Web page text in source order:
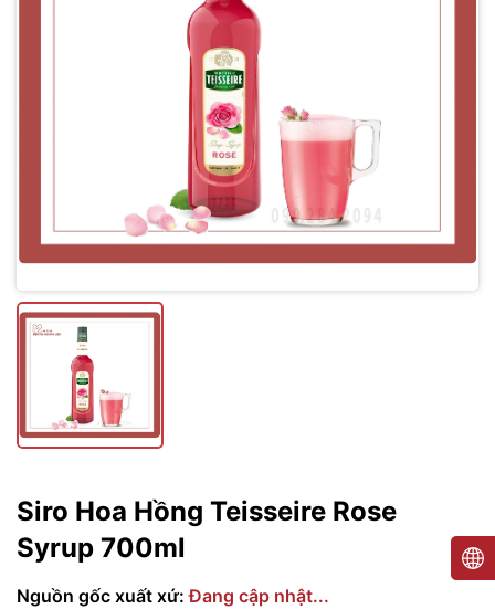
Siro Hoa Hồng Teisseire Rose
Syrup 700ml
Nguồn gốc xuất xứ: Đang cập nhật...